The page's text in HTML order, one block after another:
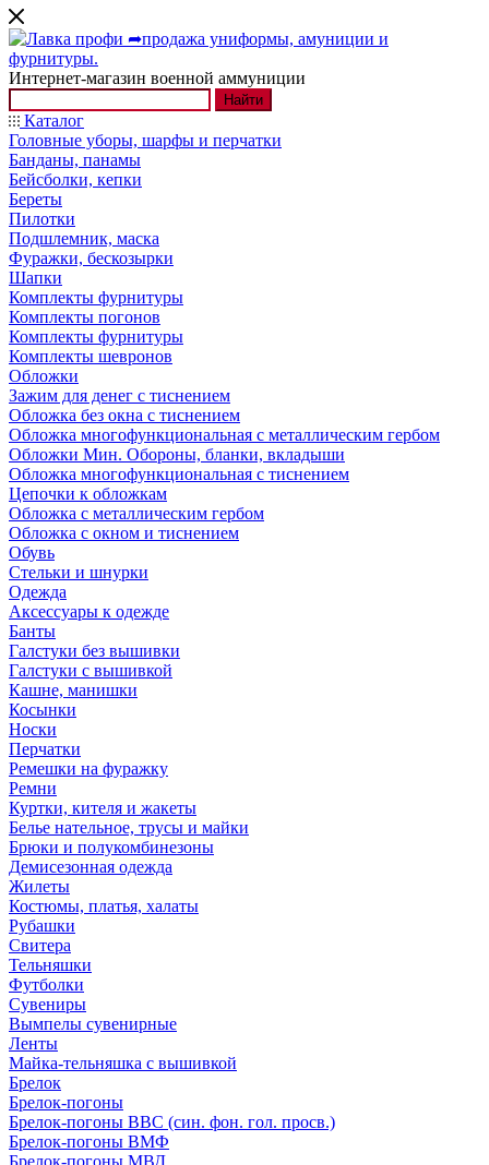
Интернет-магазин военной аммуниции
Найти
Каталог
Головные уборы, шарфы и перчатки
Банданы, панамы
Бейсболки, кепки
Береты
Пилотки
Подшлемник, маска
Фуражки, бескозырки
Шапки
Комплекты фурнитуры
Комплекты погонов
Комплекты фурнитуры
Комплекты шевронов
Обложки
Зажим для денег с тиснением
Обложка без окна с тиснением
Обложка многофункциональная с металлическим гербом
Обложки Мин. Обороны, бланки, вкладыши
Обложка многофункциональная с тиснением
Цепочки к обложкам
Обложка с металлическим гербом
Обложка с окном и тиснением
Обувь
Стельки и шнурки
Одежда
Аксессуары к одежде
Банты
Галстуки без вышивки
Галстуки с вышивкой
Кашне, манишки
Косынки
Носки
Перчатки
Ремешки на фуражку
Ремни
Куртки, кителя и жакеты
Белье нательное, трусы и майки
Брюки и полукомбинезоны
Демисезонная одежда
Жилеты
Костюмы, платья, халаты
Рубашки
Свитера
Тельняшки
Футболки
Сувениры
Вымпелы сувенирные
Ленты
Майка-тельняшка с вышивкой
Брелок
Брелок-погоны
Брелок-погоны ВВС (син. фон. гол. просв.)
Брелок-погоны ВМФ
Брелок-погоны МВД